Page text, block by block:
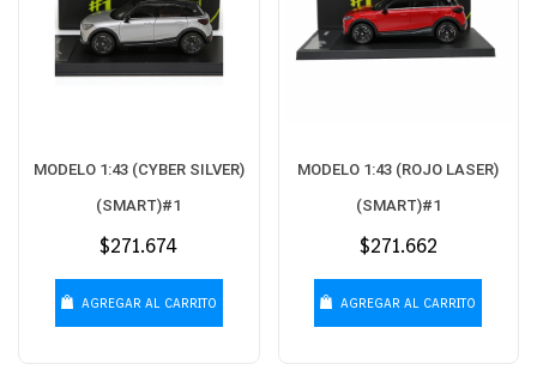
MODELO 1:43 (CYBER SILVER)
(SMART)#1
Precio
$271.674
AGREGAR AL CARRITO
MODELO 1:43 (ROJO LASER)
(SMART)#1
Precio
$271.662
AGREGAR AL CARRITO